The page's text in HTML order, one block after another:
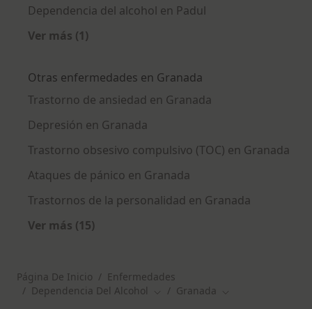
Dependencia del alcohol en Padul
Ver más (1)
Otras enfermedades en Granada
Trastorno de ansiedad en Granada
Depresión en Granada
Trastorno obsesivo compulsivo (TOC) en Granada
Ataques de pánico en Granada
Trastornos de la personalidad en Granada
Ver más (15)
Página De Inicio
Enfermedades
Dependencia Del Alcohol
Cambiar de ciudad
Granada